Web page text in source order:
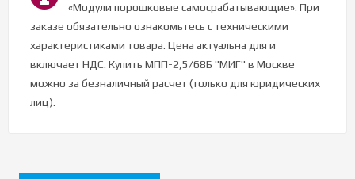
«Модули порошковые самосрабатывающие». При
заказе обязательно ознакомьтесь с техническими
характеристиками товара. Цена актуальна для и
включает НДС. Купить МПП-2,5/68Б "МИГ" в Москве
можно за безналичный расчет (только для юридических
лиц).